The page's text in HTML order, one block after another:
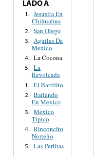
LADO A
1. Jesusita En
Chihuahua
2. San Diego
3. Aguilas De
Mexico
4. La Cocona
5. La
Revolcada
1. El Barrilito
2. Bailando
En Mexico
3. Mexico
Tipico
4. Rinconcito
Norteño
5. Las Perlitas